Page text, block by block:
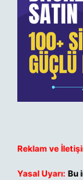
Reklam ve
Yasal Uyarı: Bu